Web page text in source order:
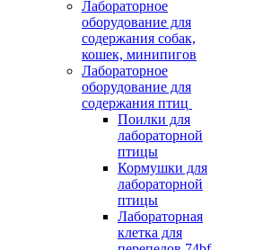
Лабораторное
оборудование для
содержания собак,
кошек, минипигов
Лабораторное
оборудование для
содержания птиц
Поилки для
лабораторной
птицы
Кормушки для
лабораторной
птицы
Лабораторная
клетка для